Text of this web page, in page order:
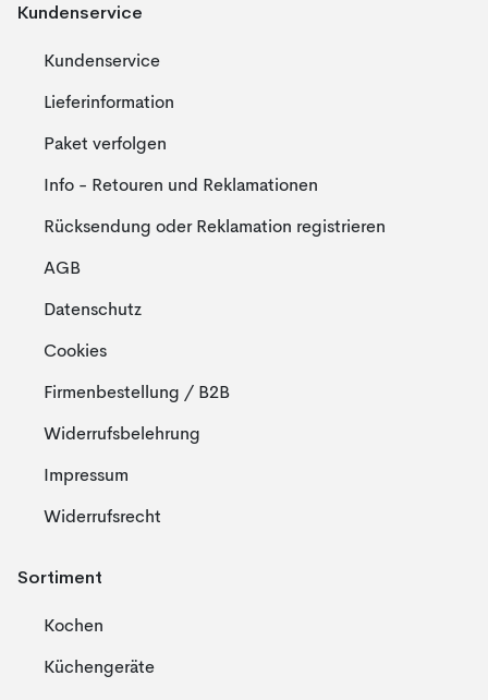
Kundenservice
Kundenservice
Lieferinformation
Paket verfolgen
Info - Retouren und Reklamationen
Rücksendung oder Reklamation registrieren
AGB
Datenschutz
Cookies
Firmenbestellung / B2B
Widerrufsbelehrung
Impressum
Widerrufsrecht
Sortiment
Kochen
Küchengeräte